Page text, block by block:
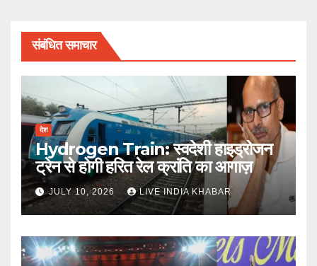
संबंधित समाचार
देश
Hydrogen Train: स्वदेशी हाइड्रोजन
ट्रेन से होगी हरित रेल क्रांति का आगाज़
JULY 10, 2026 LIVE INDIA KHABAR